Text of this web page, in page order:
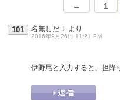
← 1
101 名無しだＪ より
2016年9月26日 11:21 PM
伊野尾と入力すると、担降